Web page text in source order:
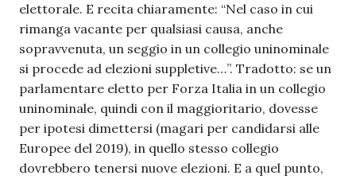
elettorale. E recita chiaramente: “Nel caso in cui
rimanga vacante per qualsiasi causa, anche
sopravvenuta, un seggio in un collegio uninominale
si procede ad elezioni suppletive…”. Tradotto: se un
parlamentare eletto per Forza Italia in un collegio
uninominale, quindi con il maggioritario, dovesse
per ipotesi dimettersi (magari per candidarsi alle
Europee del 2019), in quello stesso collegio
dovrebbero tenersi nuove elezioni. E a quel punto,